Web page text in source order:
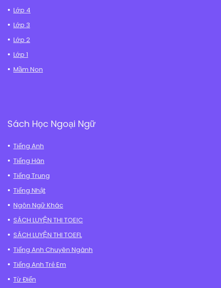
Lớp 4
Lớp 3
Lớp 2
Lớp 1
Mầm Non
Sách Học Ngoại Ngữ
Tiếng Anh
Tiếng Hàn
Tiếng Trung
Tiếng Nhật
Ngôn Ngữ Khác
SÁCH LUYỆN THI TOEIC
SÁCH LUYỆN THI TOEFL
Tiếng Anh Chuyên Ngành
Tiếng Anh Trẻ Em
Từ Điển